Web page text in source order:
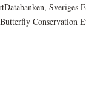
Sveriges
Conservation